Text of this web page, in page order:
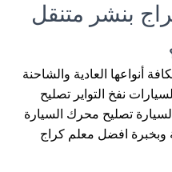
بنشر متنقل
أنواعها العادية والشاحنة
نفخ التواير تصليح
تصليح محرك السيارة
وبخبرة افضل معلم كراج